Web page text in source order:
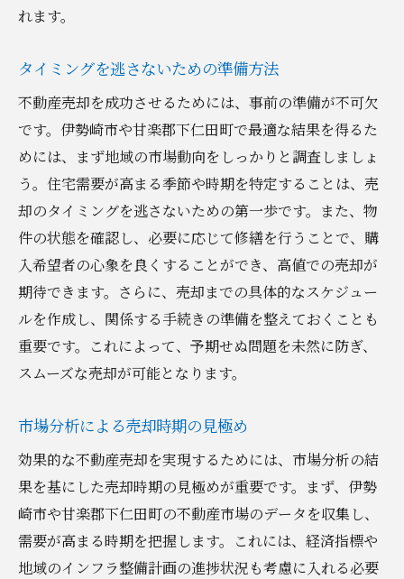
れます。
タイミングを逃さないための準備方法
不動産売却を成功させるためには、事前の準備が不可欠
です。伊勢崎市や甘楽郡下仁田町で最適な結果を得るた
めには、まず地域の市場動向をしっかりと調査しましょ
う。住宅需要が高まる季節や時期を特定することは、売
却のタイミングを逃さないための第一歩です。また、物
件の状態を確認し、必要に応じて修繕を行うことで、購
入希望者の心象を良くすることができ、高値での売却が
期待できます。さらに、売却までの具体的なスケジュー
ルを作成し、関係する手続きの準備を整えておくことも
重要です。これによって、予期せぬ問題を未然に防ぎ、
スムーズな売却が可能となります。
市場分析による売却時期の見極め
効果的な不動産売却を実現するためには、市場分析の結
果を基にした売却時期の見極めが重要です。まず、伊勢
崎市や甘楽郡下仁田町の不動産市場のデータを収集し、
需要が高まる時期を把握します。これには、経済指標や
地域のインフラ整備計画の進捗状況も考慮に入れる必要